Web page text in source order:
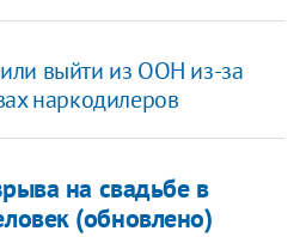
выйти из ООН из-за
наркодилеров
на свадьбе в
(обновлено)